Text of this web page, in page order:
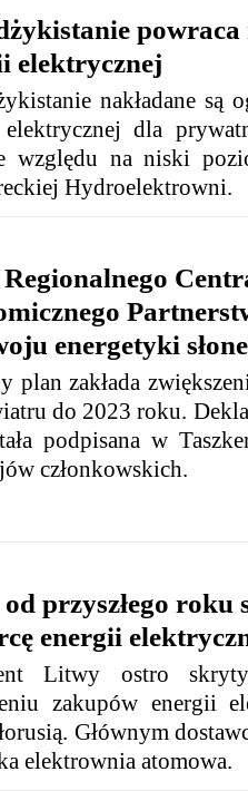
elektrycznej
nakładane są
dla
względu na niski
Hydroelektrowni.
energetyki
plan zakłada
do 2023 roku.
podpisana w
członkowskich.
przyszłego roku
energii
Litwy ostro
zakupów energii
Głównym
elektrownia atomowa.